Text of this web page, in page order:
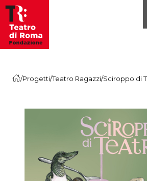
Vai al contenuto
/Progetti/Teatro Ragazzi/Sciroppo di